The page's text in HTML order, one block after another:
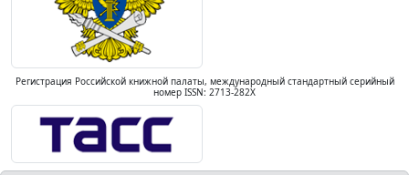
Регистрация Российской книжной палаты, международный стандартный серийный
номер ISSN: 2713-282X